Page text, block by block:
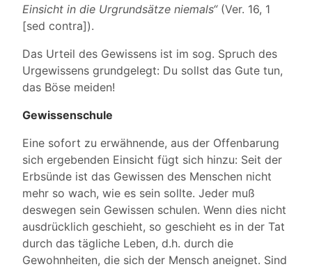
Einsicht in die Urgrundsätze niemals“ (Ver. 16, 1
[sed contra]).
Das Urteil des Gewissens ist im sog. Spruch des
Urgewissens grundgelegt: Du sollst das Gute tun,
das Böse meiden!
Gewissenschule
Eine sofort zu erwähnende, aus der Offenbarung
sich ergebenden Einsicht fügt sich hinzu: Seit der
Erbsünde ist das Gewissen des Menschen nicht
mehr so wach, wie es sein sollte. Jeder muß
deswegen sein Gewissen schulen. Wenn dies nicht
ausdrücklich geschieht, so geschieht es in der Tat
durch das tägliche Leben, d.h. durch die
Gewohnheiten, die sich der Mensch aneignet. Sind